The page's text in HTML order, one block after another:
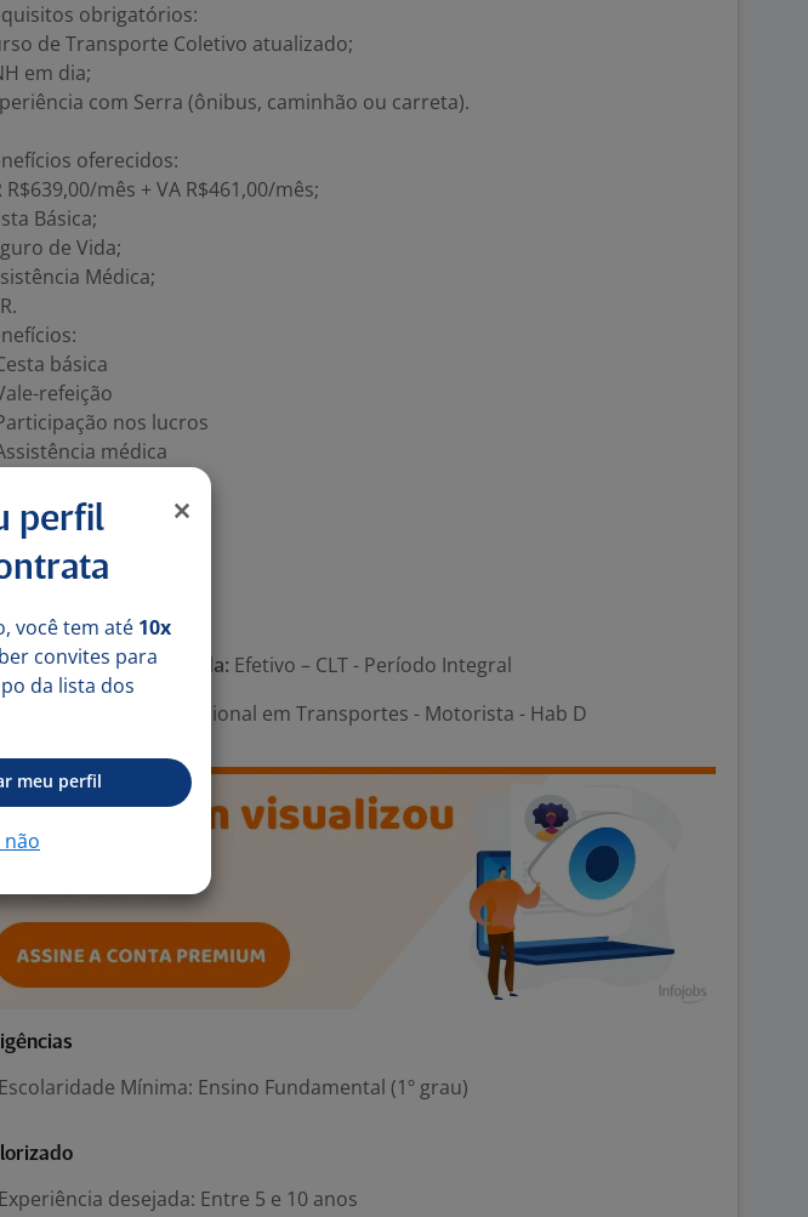
obrigatórios:
de Transporte Coletivo atualizado;
em dia;
com Serra (ônibus, caminhão ou carreta).
oferecidos:
R$639,00/mês + VA R$461,00/mês;
Básica;
de Vida;
Médica;
básica
refeição
nos lucros
médica
transporte
alimentação
de vagas:10
de contrato e Jornada: Efetivo – CLT - Período Integral
Operacional em Transportes - Motorista - Hab D
Escolaridade Mínima: Ensino Fundamental (1º grau)
Experiência desejada: Entre 5 e 10 anos
perfil
você tem até 10x
convites para
da lista dos
meu perfil
não